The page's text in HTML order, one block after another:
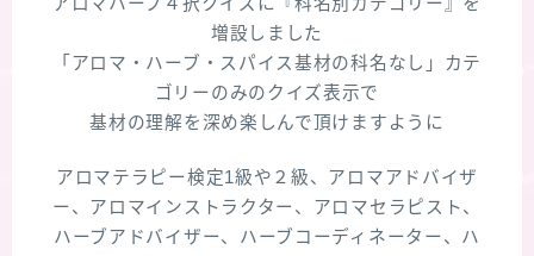
増設しました
「アロマ・ハーブ・スパイス基材の科名なし」カテ
ゴリーのみのクイズ表示で
基材の理解を深め楽しんで頂けますように
アロマテラピー検定1級や２級、アロマアドバイザ
ー、アロマインストラクター、アロマセラピスト、
ハーブアドバイザー、ハーブコーディネーター、ハ